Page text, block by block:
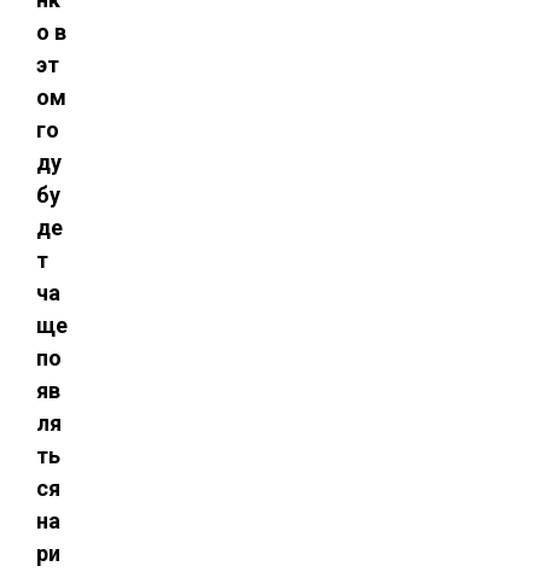
о в
эт
ом
го
ду
бу
де
т
ча
ще
по
яв
ля
ть
ся
на
ри